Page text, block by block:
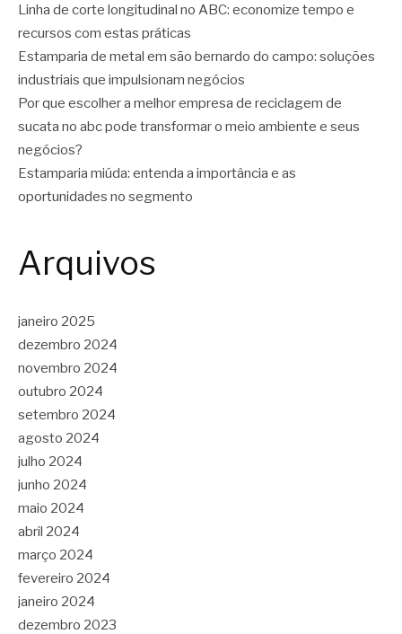
Linha de corte longitudinal no ABC: economize tempo e
recursos com estas práticas
Estamparia de metal em são bernardo do campo: soluções
industriais que impulsionam negócios
Por que escolher a melhor empresa de reciclagem de
sucata no abc pode transformar o meio ambiente e seus
negócios?
Estamparia miúda: entenda a importância e as
oportunidades no segmento
Arquivos
janeiro 2025
dezembro 2024
novembro 2024
outubro 2024
setembro 2024
agosto 2024
julho 2024
junho 2024
maio 2024
abril 2024
março 2024
fevereiro 2024
janeiro 2024
dezembro 2023